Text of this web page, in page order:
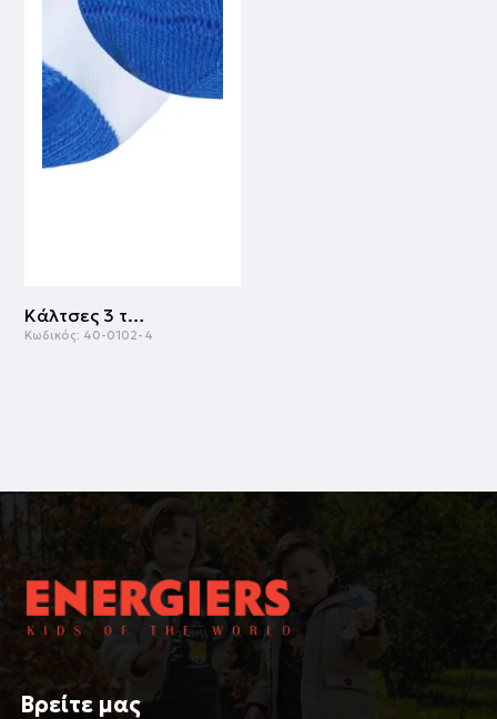
Κάλτσες 3 τμχ | ΜΑΡΕΝ
Κωδικός: 40-0102-4
Βρείτε μας